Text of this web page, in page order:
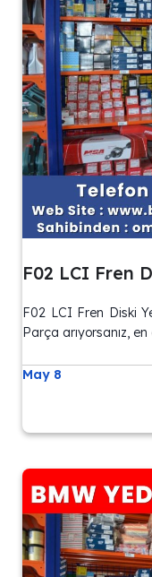
F02 LCI Fren
F02 LCI Fren Diski
Parça arıyorsanız,
May 8